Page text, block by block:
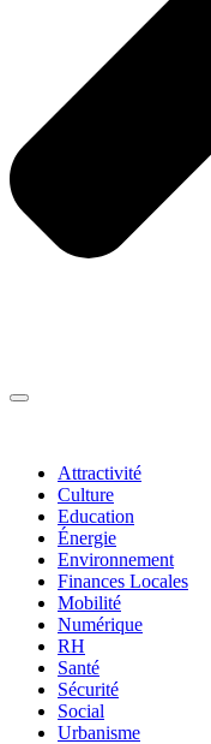
Attractivité
Culture
Education
Énergie
Environnement
Finances Locales
Mobilité
Numérique
RH
Santé
Sécurité
Social
Urbanisme